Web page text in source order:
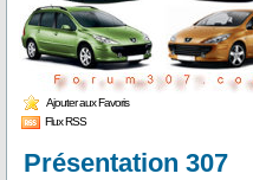
Ajouter aux Favoris
Flux RSS
Présentation 307